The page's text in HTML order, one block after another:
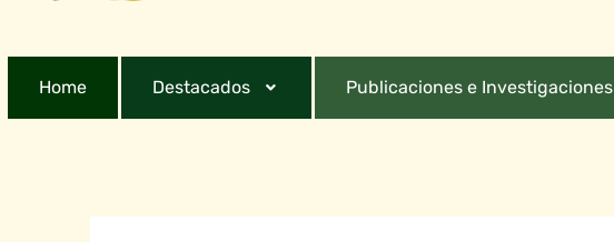
Home Destacados Publicaciones e Investigaciones